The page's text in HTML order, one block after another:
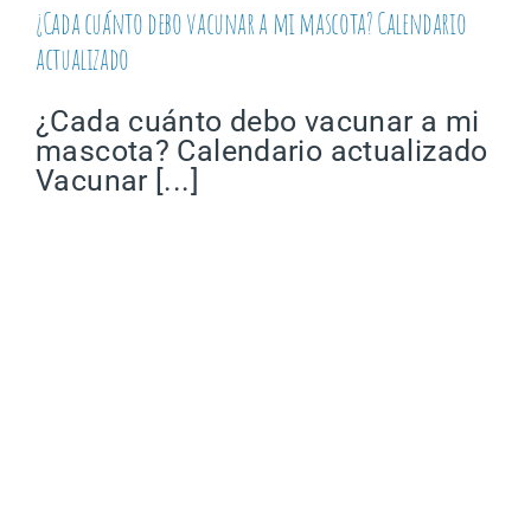
¿Cada cuánto debo vacunar a mi mascota? Calendario
actualizado
¿Cada cuánto debo vacunar a mi
mascota? Calendario actualizado
Vacunar [...]